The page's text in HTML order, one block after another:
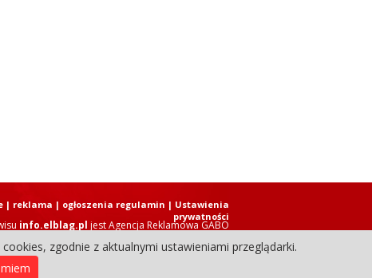
info.elblag.pl jestAgencja Reklamowa GABO
Dziennik Internetowy. Wszystkie prawa zastrzeżone.
| reklama | ogłoszenia regulamin | Ustawienia
prywatności
zgodnie z aktualnymi ustawieniami przeglądarki.